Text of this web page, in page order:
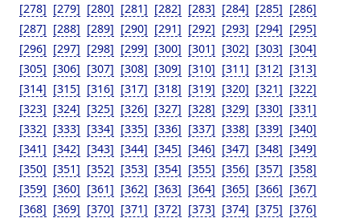
[278] [279] [280] [281] [282] [283] [284] [285] [286]
[287] [288] [289] [290] [291] [292] [293] [294] [295]
[296] [297] [298] [299] [300] [301] [302] [303] [304]
[305] [306] [307] [308] [309] [310] [311] [312] [313]
[314] [315] [316] [317] [318] [319] [320] [321] [322]
[323] [324] [325] [326] [327] [328] [329] [330] [331]
[332] [333] [334] [335] [336] [337] [338] [339] [340]
[341] [342] [343] [344] [345] [346] [347] [348] [349]
[350] [351] [352] [353] [354] [355] [356] [357] [358]
[359] [360] [361] [362] [363] [364] [365] [366] [367]
[368] [369] [370] [371] [372] [373] [374] [375] [376]